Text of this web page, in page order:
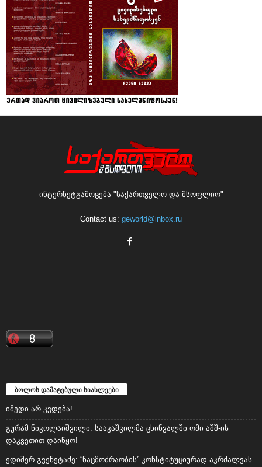
ინტერნეტგამოცემა "საქართველო და მსოფლიო"
Contact us: geworld@inbox.ru
ბოლოს დამატებული სიახლეები
იმედი არ კვდება!
გურამ ნიკოლაიშვილი: სააკაშვილმა ცხინვალში ომი აშშ-ის
დაკვეთით დაიწყო!
ედიშერ გვენეტაძე: “ნაცმოძრაობის” კონსტიტუციურად აკრძალვას